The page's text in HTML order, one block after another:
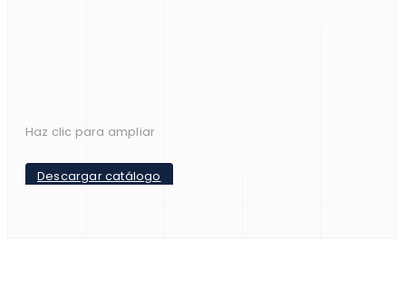
Haz clic para ampliar
Descargar catálogo